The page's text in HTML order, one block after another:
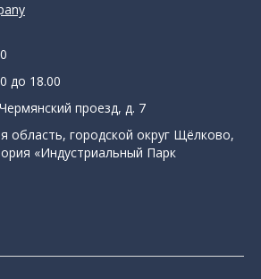
до 18.00
проезд, д. 7
область, городской округ Щёлково,
«Индустриальный Парк